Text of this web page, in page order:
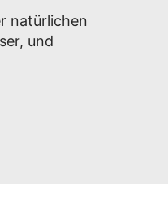
natürlichen
und